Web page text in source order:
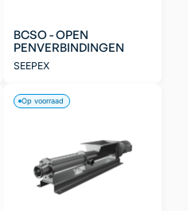
BCSO - OPEN
PENVERBINDINGEN
SEEPEX
Op voorraad